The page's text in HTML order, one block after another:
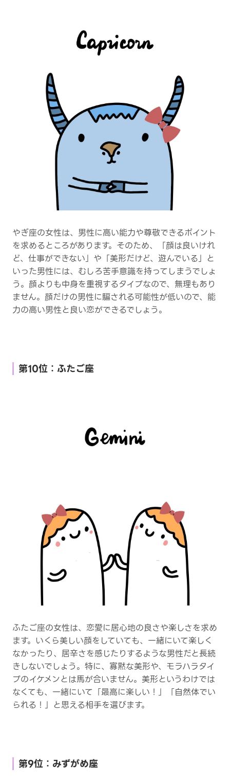
やぎ座の女性は、男性に高い能力や尊敬できるポイント
を求めるところがあります。そのため、「顔は良いけれ
ど、仕事ができない」や「美形だけど、遊んでいる」と
いった男性には、むしろ苦手意識を持ってしまうでしょ
う。顔よりも中身を重視するタイプなので、無理もあり
ません。顔だけの男性に騙される可能性が低いので、能
力の高い男性と良い恋ができるでしょう。
第10位：ふたご座
ふたご座の女性は、恋愛に居心地の良さや楽しさを求め
ます。いくら美しい顔をしていても、一緒にいて楽しく
なかったり、居辛さを感じたりするような男性だと長続
きしないでしょう。特に、寡黙な美形や、モラハラタイ
プのイケメンとは馬が合いません。美形というわけでは
なくても、一緒にいて「最高に楽しい！」「自然体でい
られる！」と思える相手を選びます。
第9位：みずがめ座